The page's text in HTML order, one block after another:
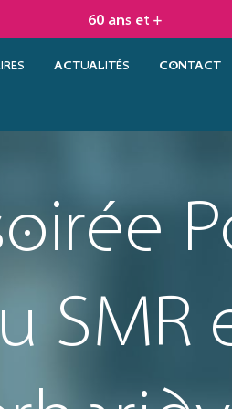
60 ans et +
ACTUALITÉS CONTACT
SMR